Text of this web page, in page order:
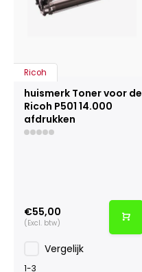
Ricoh
huismerk Toner voor de
Ricoh P501 14.000
afdrukken
€55,00
(Excl. btw)
Vergelijk
1-3